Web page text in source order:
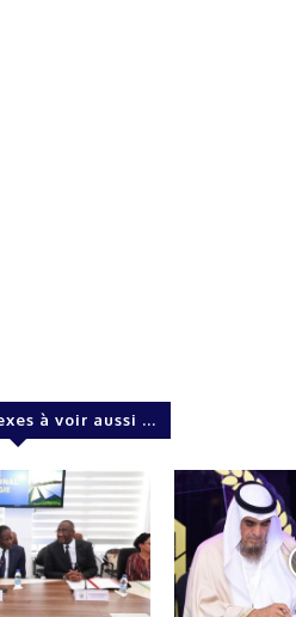
à voir aussi ...